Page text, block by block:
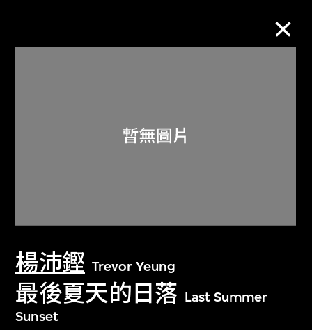
楊沛鏗 Trevor Yeung
最後夏天的日落 Last Summer
Sunset
關於M+藏品
探索世界頂級的二十及二十一世紀視覺
文化藏品。